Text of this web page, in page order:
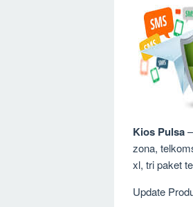
Pulsa
pada
November
13,
2020
Kios Pulsa
zona,
xl, tri paket
Update